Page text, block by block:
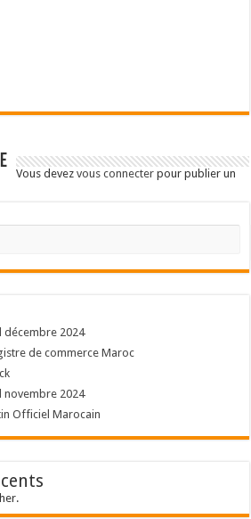
Vous devezvous connecter pour publier un
décembre 2024
de commerce Maroc
novembre 2024
Officiel Marocain